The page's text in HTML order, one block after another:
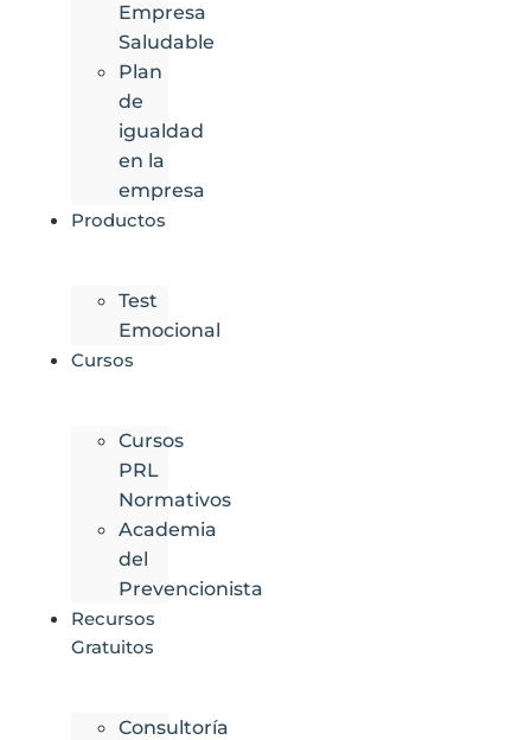
Empresa
Saludable
Plan
de
igualdad
en la
empresa
Productos
Test
Emocional
Cursos
Cursos
PRL
Normativos
Academia
del
Prevencionista
Recursos
Gratuitos
Consultoría